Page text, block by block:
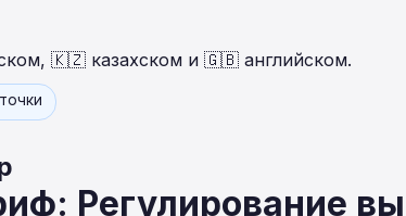
🇰🇿 казахском и 🇬🇧 английском.
Регулирование